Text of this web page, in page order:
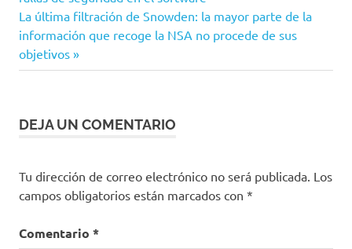
de
entradas
Siguiente
entrada:
La última filtración de Snowden: la mayor parte de la
información que recoge la NSA no procede de sus
objetivos
DEJA UN COMENTARIO
Tu dirección de correo electrónico no será publicada. Los
campos obligatorios están marcados con *
Comentario *